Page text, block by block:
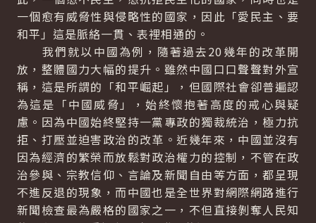
一個愈有威脅性與侵略性的國家，因此「愛民主、要
和平」這是脈絡一貫、表裡相通的。
我們就以中國為例，隨著過去20幾年的改革開
放，整體國力大幅的提升。雖然中國口口聲聲對外宣
稱，這是所謂的「和平崛起」，但國際社會卻普遍認
為這是「中國威脅」，始終懷抱著高度的戒心與疑
慮。因為中國始終堅持一黨專政的獨裁統治，極力抗
拒、打壓並迫害政治的改革。近幾年來，中國並沒有
因為經濟的繁榮而放鬆對政治權力的控制，不管在政
治參與、宗教信仰、言論及新聞自由等方面，都呈現
不進反退的現象，而中國也是全世界對網際網路進行
新聞檢查最為嚴格的國家之一，不但直接剝奪人民知